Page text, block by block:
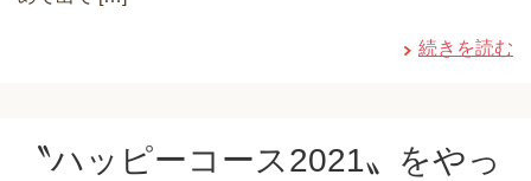
続きを読む
〝ハッピーコース2021〟をやっ